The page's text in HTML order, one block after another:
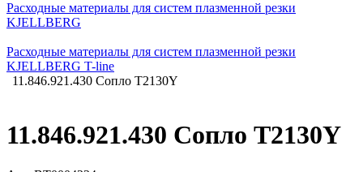
Расходные материалы для систем плазменной резки
KJELLBERG
Расходные материалы для систем плазменной резки
KJELLBERG T-line
11.846.921.430 Сопло T2130Y
11.846.921.430 Сопло T2130Y